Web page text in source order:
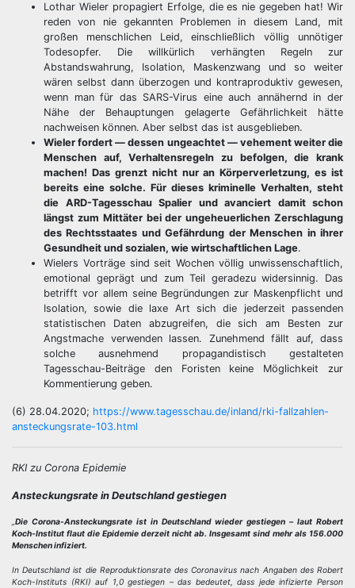
Lothar Wieler propagiert Erfolge, die es nie gegeben hat! Wir
reden von nie gekannten Problemen in diesem Land, mit
großen menschlichen Leid, einschließlich völlig unnötiger
Todesopfer. Die willkürlich verhängten Regeln zur
Abstandswahrung, Isolation, Maskenzwang und so weiter
wären selbst dann überzogen und kontraproduktiv gewesen,
wenn man für das SARS-Virus eine auch annähernd in der
Nähe der Behauptungen gelagerte Gefährlichkeit hätte
nachweisen können. Aber selbst das ist ausgeblieben.
Wieler fordert — dessen ungeachtet — vehement weiter die
Menschen auf, Verhaltensregeln zu befolgen, die krank
machen! Das grenzt nicht nur an Körperverletzung, es ist
bereits eine solche. Für dieses kriminelle Verhalten, steht
die ARD-Tagesschau Spalier und avanciert damit schon
längst zum Mittäter bei der ungeheuerlichen Zerschlagung
des Rechtsstaates und Gefährdung der Menschen in ihrer
Gesundheit und sozialen, wie wirtschaftlichen Lage.
Wielers Vorträge sind seit Wochen völlig unwissenschaftlich,
emotional geprägt und zum Teil geradezu widersinnig. Das
betrifft vor allem seine Begründungen zur Maskenpflicht und
Isolation, sowie die laxe Art sich die jederzeit passenden
statistischen Daten abzugreifen, die sich am Besten zur
Angstmache verwenden lassen. Zunehmend fällt auf, dass
solche ausnehmend propagandistisch gestalteten
Tagesschau-Beiträge den Foristen keine Möglichkeit zur
Kommentierung geben.
(6) 28.04.2020; https://www.tagesschau.de/inland/rki-fallzahlen-
ansteckungsrate-103.html
RKI zu Corona Epidemie
Ansteckungsrate in Deutschland gestiegen
Die Corona-Ansteckungsrate ist in Deutschland wieder gestiegen – laut Robert
Koch-Institut flaut die Epidemie derzeit nicht ab. Insgesamt sind mehr als 156.000
Menschen infiziert.
In Deutschland ist die Reproduktionsrate des Coronavirus nach Angaben des Robert
Koch-Instituts (RKI) auf 1,0 gestiegen – das bedeutet, dass jede infizierte Person